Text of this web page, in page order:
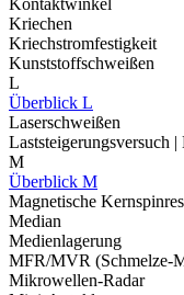
Kontaktwinkel
Kriechen
Kriechstromfestigkeit
Kunststoffschweißen
L
Überblick L
Laserschweißen
Laststeigerungsversuch
M
Überblick M
Magnetische
Median
Medienlagerung
MFR/MVR (Schmelze-
Mikrowellen-Radar